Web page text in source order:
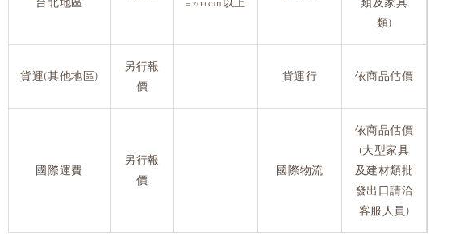
台北地區
=201cm以上
類及家具
類)
貨運(其他地區)
另行報
價
貨運行 依商品估價
國際運費
另行報
價
國際物流
依商品估價
(大型家具
及建材類批
發出口請洽
客服人員)